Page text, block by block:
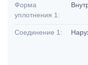
Форма
уплотнения 1:
Соединение 1: